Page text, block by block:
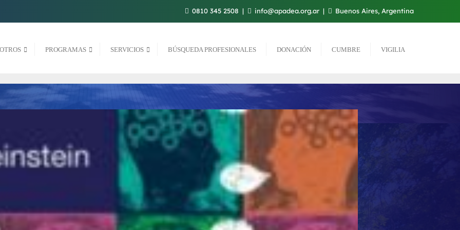
0810 345 2508 info@apadea.org.ar Buenos Aires, Argentina
PROGRAMAS SERVICIOS BÚSQUEDA PROFESIONALES DONACIÓN CUMBRE VIGILIA